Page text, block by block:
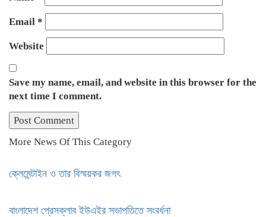
Email *
Website
Save my name, email, and website in this browser for the
next time I comment.
More News Of This Category
ক্লেমেন্টাইন ও তার বিস্ময়কর জগৎ
বাংলাদেশ প্রেসক্লাব ইউএইর সভাপতিতে সংবর্ধনা